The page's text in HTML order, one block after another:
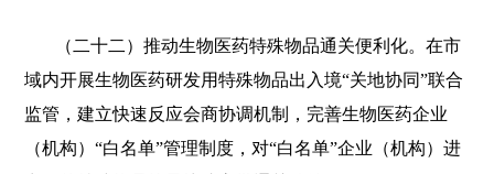
（二十二）推动生物医药特殊物品通关便利化。在市
域内开展生物医药研发用特殊物品出入境“关地协同”联合
监管，建立快速反应会商协调机制，完善生物医药企业
（机构）“白名单”管理制度，对“白名单”企业（机构）进